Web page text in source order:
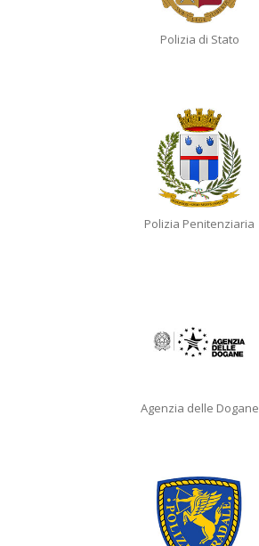
Polizia di Stato
Polizia Penitenziaria
Agenzia delle Dogane